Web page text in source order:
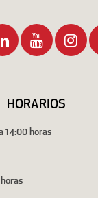
HORARIOS
14:00 horas